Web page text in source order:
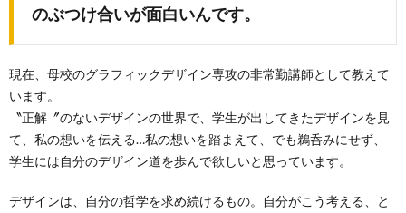
のぶつけ合いが面白いんです。
現在、母校のグラフィックデザイン専攻の非常勤講師として教えて
います。
〝正解〞のないデザインの世界で、学生が出してきたデザインを見
て、私の想いを伝える…私の想いを踏まえて、でも鵜呑みにせず、
学生には自分のデザイン道を歩んで欲しいと思っています。
デザインは、自分の哲学を求め続けるもの。自分がこう考える、と